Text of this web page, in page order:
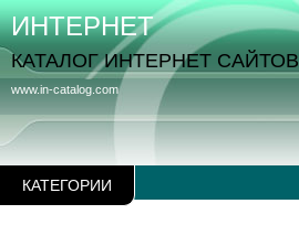
КАТЕГОРИИ
www.in-catalog.com
ИНТЕРНЕТ
КАТАЛОГ ИНТЕРНЕТ САЙТОВ